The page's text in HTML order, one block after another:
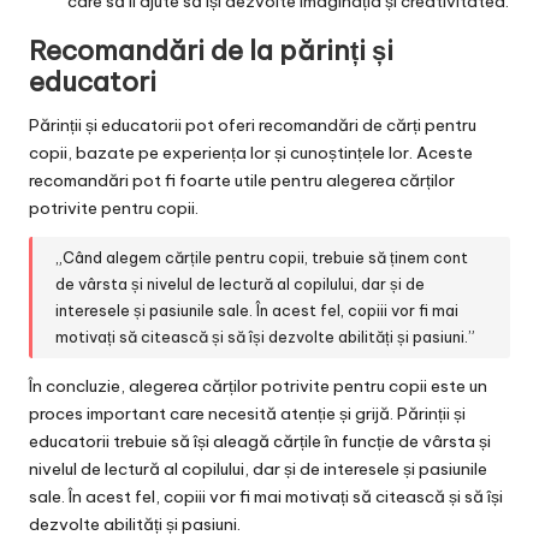
Recomandări de la părinți și
educatori
Părinții și educatorii pot oferi recomandări de cărți pentru
copii, bazate pe experiența lor și cunoștințele lor. Aceste
recomandări pot fi foarte utile pentru alegerea cărților
potrivite pentru copii.
„Când alegem cărțile pentru copii, trebuie să ținem cont
de vârsta și nivelul de lectură al copilului, dar și de
interesele și pasiunile sale. În acest fel, copiii vor fi mai
motivați să citească și să își dezvolte abilități și pasiuni.”
În concluzie, alegerea cărților potrivite pentru copii este un
proces important care necesită atenție și grijă. Părinții și
educatorii trebuie să își aleagă cărțile în funcție de vârsta și
nivelul de lectură al copilului, dar și de interesele și pasiunile
sale. În acest fel, copiii vor fi mai motivați să citească și să își
dezvolte abilități și pasiuni.